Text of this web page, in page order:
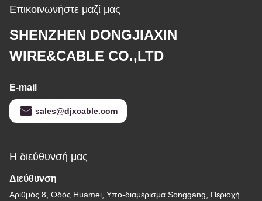
Επικοινωνήστε μαζί μας
SHENZHEN DONGJIAXIN
WIRE&CABLE CO.,LTD
E-mail
sales@djxcable.com
Η διεύθυνσή μας
Διεύθυνση
Αριθμός 8, Οδός Huamei, Υπο-διαμέρισμα Songgang, Περιοχή